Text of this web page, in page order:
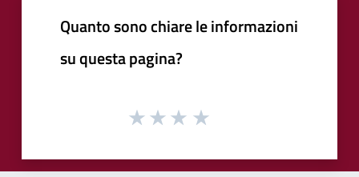
Quanto sono chiare le informazioni
su questa pagina?